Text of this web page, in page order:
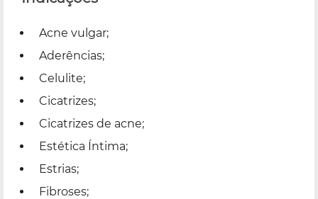
Acne vulgar;
Aderências;
Celulite;
Cicatrizes;
Cicatrizes de acne;
Estética Íntima;
Estrias;
Fibroses;